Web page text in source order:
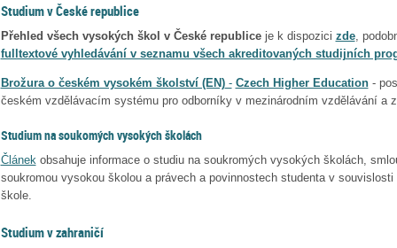
Studium v České republice
Přehled všech vysokých škol v České republiceje k dispozici zde,
fulltextové vyhledávání v seznamu všech akreditovaných studijních
Brožura o českém vysokém školství (EN)- Czech Higher Education -
českém vzdělávacím systému pro odborníky v mezinárodním vzdělávání a
Studium na soukomých vysokých školách
Článek obsahuje informace o studiu na soukromých vysokých školách,
soukromou vysokou školou a právech a povinnostech studenta v
škole.
Studium v zahraničí